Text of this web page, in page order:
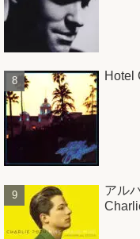
Hotel
アル